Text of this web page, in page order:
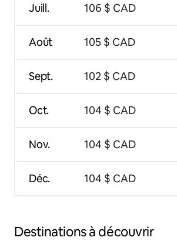
Juill.
Août
Sept.
Oct.
Nov.
Déc.
106 $ CAD
105 $ CAD
102 $ CAD
104 $ CAD
104 $ CAD
104 $ CAD
Destinations à découvrir